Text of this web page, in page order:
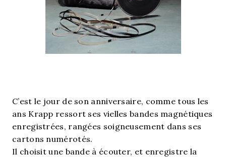
C’est le jour de son anniversaire, comme tous les
ans Krapp ressort ses vielles bandes magnétiques
enregistrées, rangées soigneusement dans ses
cartons numérotés.
Il choisit une bande à écouter, et enregistre la